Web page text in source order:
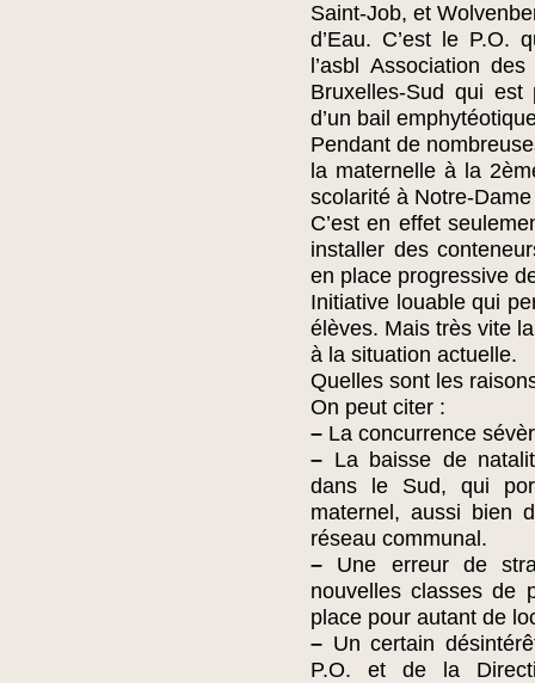
Saint-Job, et
d’Eau. C’est le P.O.
l’asbl Association
Bruxelles-Sud qui
d’un bail
Pendant de
la maternelle à la
scolarité à Notre-
C’est en effet
installer des
en place progressive
Initiative louable qui
élèves. Mais très vite
à la situation actuelle.
Quelles sont les
On peut citer :
– La concurrence
– La baisse de
dans le Sud, qui
maternel, aussi bien
réseau communal.
– Une erreur de
nouvelles classes de
place pour autant de
– Un certain
P.O. et de la